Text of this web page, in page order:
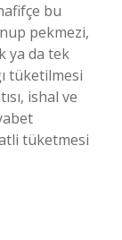
bu
pekmezi,
ya da tek
tüketilmesi
ishal ve
tüketmesi